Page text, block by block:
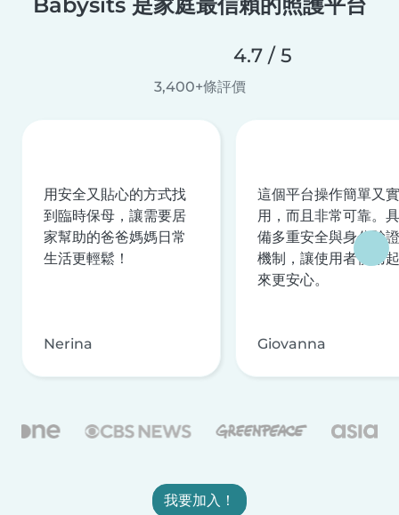
4.7 / 5
3,400+條評價
用安全又貼心的方式找
到臨時保母，讓需要居
家幫助的爸爸媽媽日常
生活更輕鬆！
Nerina
這個平台操作簡單又實
用，而且非常可靠。具
備多重安全與身分驗證
機制，讓使用者使用起
來更安心。
Giovanna
我要加入！